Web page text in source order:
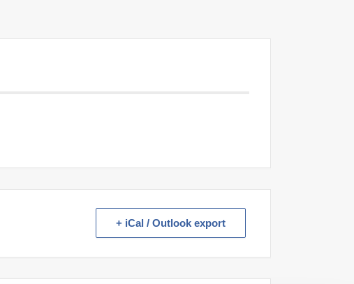
+ iCal / Outlook export